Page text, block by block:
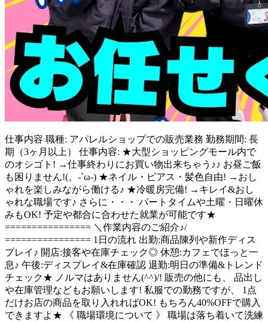
仕事内容 職種: アパレルショップでの販売業務 勤務期間: 長
期（3ヶ月以上） 仕事内容: ★大型ショッピングモール内で
のオシゴト! →仕事終わりにお買い物出来ちゃう♪♪ お昼ご飯
も困りません!(。-`ω-) ★ネイル・ピアス・髪色自由! →おし
ゃれを楽しみながら働ける♪ ★冷暖房完備! →キレイ&おし
ゃれな職場です♪ さらに・・・ パートタイムや土曜・日曜休
みもOK! 予定や都合に合わせた就業が可能です★
================ ＼作業内容のご紹介♪/
================ 1日の流れ 出勤:商品陳列や新作ディス
プレイ♪ 開店:接客や在庫チェック◎ 休憩:カフェでほっと一
息♪ 午後:ディスプレイ&在庫確認 退勤:明日の準備&トレンド
チェック★ ノルマはありません(^^)/! 販売の他にも、 品出し
や在庫管理などもお願いします! 私服での勤務ですが、 1点
だけお店の商品を取り入れればOK! もちろん40%OFFで購入
できますよ★ 《 職場環境について 》 職場は落ち着いて洗練